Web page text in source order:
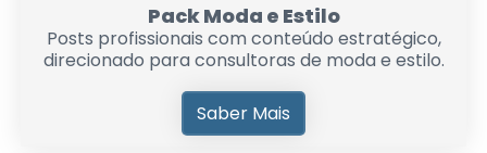
Pack Moda e Estilo
Posts profissionais com conteúdo estratégico,
direcionado para consultoras de moda e estilo.
Saber Mais